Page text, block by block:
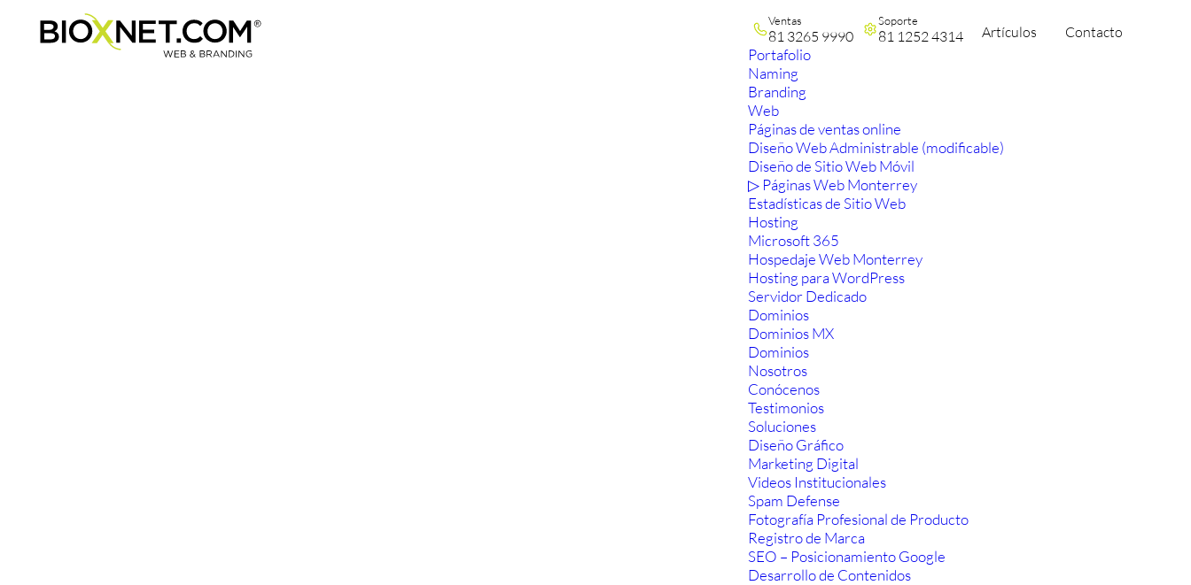
Ventas
81 3265 9990
Soporte
81 1252 4314 Artículos Contacto
Portafolio
Naming
Branding
Web
Páginas de ventas online
Diseño Web Administrable (modificable)
Diseño de Sitio Web Móvil
▷ Páginas Web Monterrey
Estadísticas de Sitio Web
Hosting
Microsoft 365
Hospedaje Web Monterrey
Hosting para WordPress
Servidor Dedicado
Dominios
Dominios MX
Dominios
Nosotros
Conócenos
Testimonios
Soluciones
Diseño Gráfico
Marketing Digital
Videos Institucionales
Spam Defense
Fotografía Profesional de Producto
Registro de Marca
SEO – Posicionamiento Google
Desarrollo de Contenidos